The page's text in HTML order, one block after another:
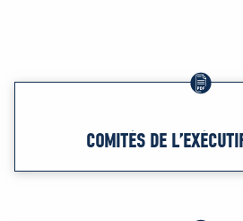
COMITÉS DE